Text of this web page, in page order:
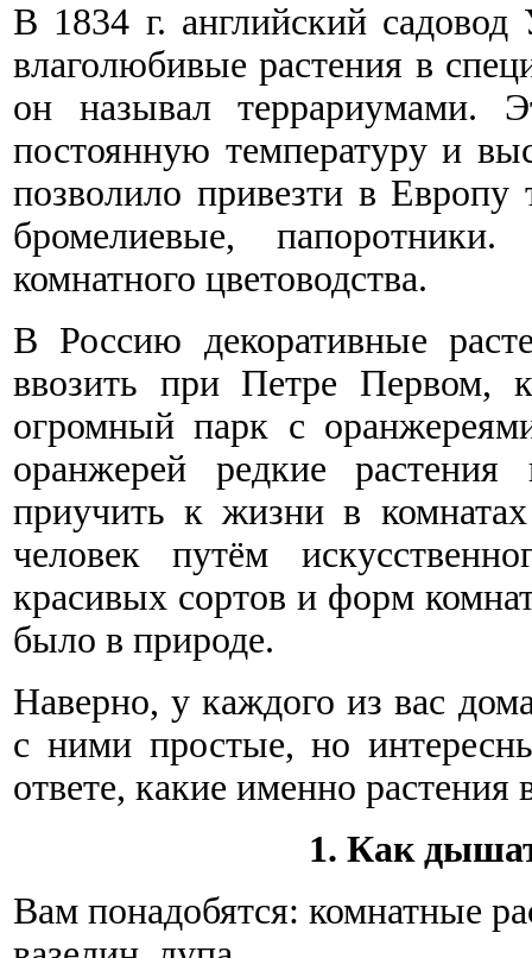
В 1834 г. английский
влаголюбивые растения в
он называл террариумами.
постоянную температуру и
позволило привезти в
бромелиевые,
комнатного цветоводства.
В Россию декоративные
ввозить при Петре Первом,
огромный парк с
оранжерей редкие
приучить к жизни в
человек путём
красивых сортов и форм
было в природе.
Наверно, у каждого из вас
с ними простые, но
ответе, какие именно
1. Как
Вам понадобятся: комнатные